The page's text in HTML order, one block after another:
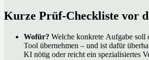
Kurze Prüf-Checkliste vor
Wofür? Welche konkrete Aufgabe soll
Tool übernehmen – und ist dafür
KI nötig oder reicht ein spezialisiertes